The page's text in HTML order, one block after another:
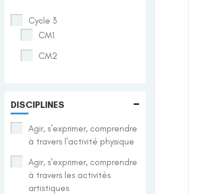
Cycle 3
CM1
CM2
DISCIPLINES -
Agir, s'exprimer, comprendre
à travers l'activité physique
Agir, s'exprimer, comprendre
à travers les activités
artistiques